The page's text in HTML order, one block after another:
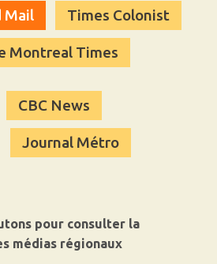
Mail Times Colonist
Montreal Times
CBC News
Journal Métro
pour consulter la
médias régionaux